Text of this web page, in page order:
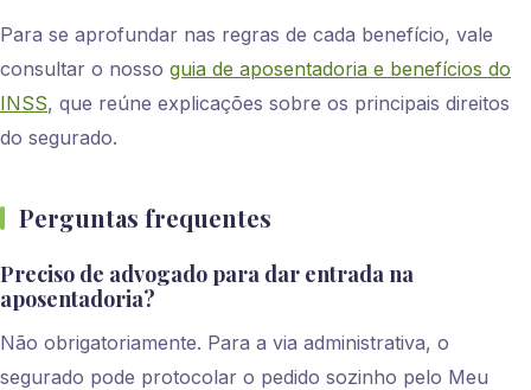
Para se aprofundar nas regras de cada benefício, vale
consultar o nosso guia de aposentadoria e benefícios do
INSS, que reúne explicações sobre os principais direitos
do segurado.
Perguntas frequentes
Preciso de advogado para dar entrada na
aposentadoria?
Não obrigatoriamente. Para a via administrativa, o
segurado pode protocolar o pedido sozinho pelo Meu